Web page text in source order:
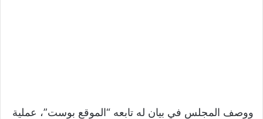
ووصف المجلس في بيان له تابعه “الموقع بوست”، عملية